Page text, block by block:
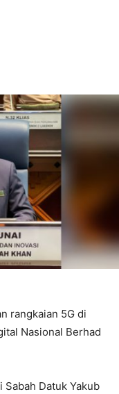
rangkaian 5G di
Nasional Berhad
Datuk Yakub